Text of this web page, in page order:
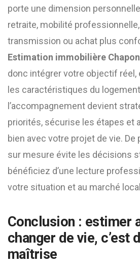
porte une dimension
retraite, mobilité
transmission ou achat plus
Estimation immobilière
donc intégrer votre objectif
les caractéristiques du
l’accompagnement devient
priorités, sécurise les étapes et
bien avec votre projet de vie.
sur mesure évite les décisions
bénéficiez d’une lecture
votre situation et au marché
Conclusion : estimer
changer de vie, c’est
maîtrise